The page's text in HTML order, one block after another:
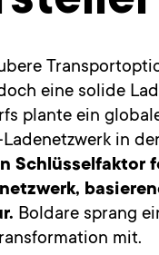
eine solide
plante ein
in
Schlüsselfaktor
Boldare sprang
mit.